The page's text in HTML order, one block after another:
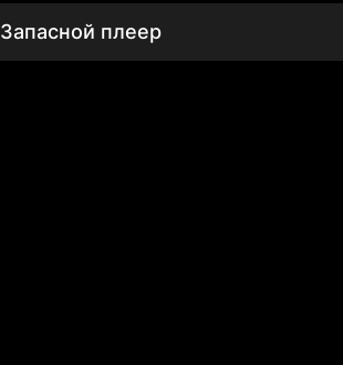
Запасной плеер